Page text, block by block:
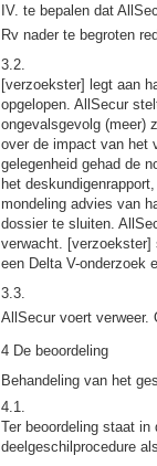
IV. te bepalen dat
Rv nader te begroten
3.2.
[verzoekster] legt aan
opgelopen. AllSecur
ongevalsgevolg (meer)
over de impact van het
gelegenheid gehad de
het
mondeling advies van
dossier te sluiten.
verwacht. [verzoekster]
een Delta V-onderzoek
3.3.
AllSecur voert verweer.
4 De beoordeling
Behandeling van het
4.1.
Ter beoordeling staat
deelgeschilprocedure